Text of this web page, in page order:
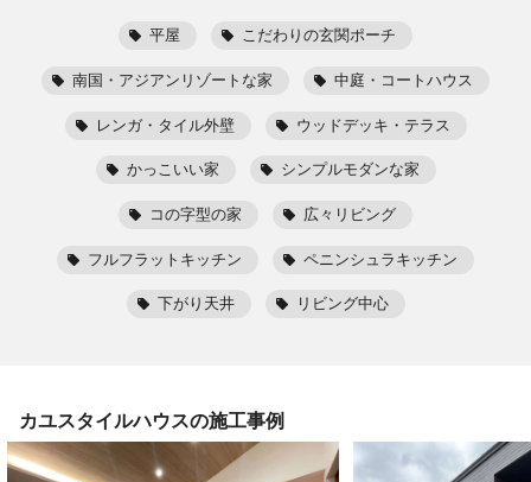
平屋 こだわりの玄関ポーチ
南国・アジアンリゾートな家 中庭・コートハウス
レンガ・タイル外壁 ウッドデッキ・テラス
かっこいい家 シンプルモダンな家
コの字型の家 広々リビング
フルフラットキッチン ペニンシュラキッチン
下がり天井 リビング中心
カユスタイルハウスの施工事例